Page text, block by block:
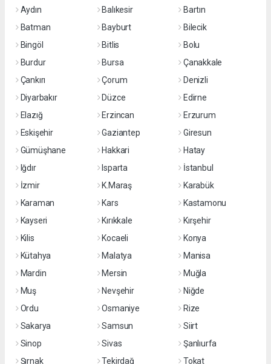
Aydın
Balıkesir
Bartın
Batman
Bayburt
Bilecik
Bingöl
Bitlis
Bolu
Burdur
Bursa
Çanakkale
Çankırı
Çorum
Denizli
Diyarbakır
Düzce
Edirne
Elazığ
Erzincan
Erzurum
Eskişehir
Gaziantep
Giresun
Gümüşhane
Hakkari
Hatay
Iğdır
Isparta
İstanbul
İzmir
K.Maraş
Karabük
Karaman
Kars
Kastamonu
Kayseri
Kırıkkale
Kırşehir
Kilis
Kocaeli
Konya
Kütahya
Malatya
Manisa
Mardin
Mersin
Muğla
Muş
Nevşehir
Niğde
Ordu
Osmaniye
Rize
Sakarya
Samsun
Siirt
Sinop
Sivas
Şanlıurfa
Şırnak
Tekirdağ
Tokat